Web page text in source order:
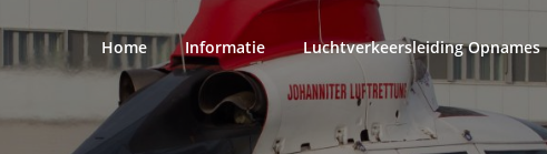
Home Informatie Luchtverkeersleiding Opnames